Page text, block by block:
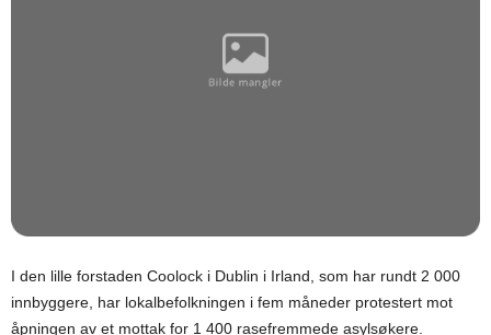
I den lille forstaden Coolock i Dublin i Irland, som har rundt 2 000
innbyggere, har lokalbefolkningen i fem måneder protestert mot
åpningen av et mottak for 1 400 rasefremmede asylsøkere.